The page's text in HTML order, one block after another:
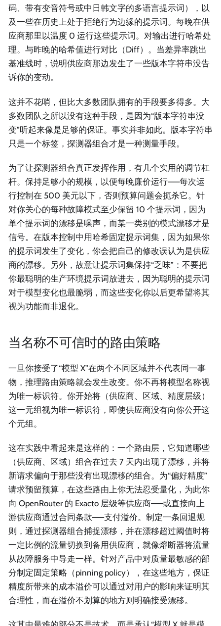
码、带有变音符号或中日韩文字的多语言提示词），以
及一些在历史上处于拒绝行为边缘的提示词。每晚在供
应商那里以温度 0 运行这些提示词。对输出进行哈希处
理。与昨晚的哈希值进行对比（Diff）。当差异率跳出
基准线时，说明供应商那边发生了一些版本字符串没告
诉你的变动。
这并不花哨，但比大多数团队拥有的手段要多得多。大
多数团队之所以没有这种手段，是因为“版本字符串没
变”听起来像是足够的保证。事实并非如此。版本字符串
只是一个标签，探测器组合才是一种测量手段。
为了让探测器组合真正发挥作用，有几个实用的调节杠
杆。保持足够小的规模，以便每晚廉价运行——每次运
行控制在 500 美元以下，否则预算问题会扼杀它。针
对你关心的每种故障模式至少保留 10 个提示词，因为
单个提示词的漂移是噪声，而某一类别的模式漂移才是
信号。在版本控制中用哈希固定提示词集，因为如果你
的提示词发生了变化，你会把自己的修改误认为是供应
商的漂移。另外，故意让提示词集保持“乏味”：不要把
你最聪明的生产环境提示词放进去，因为聪明的提示词
对于模型变化也最脆弱，而这些变化你以后更希望将其
视为功能而非退化。
当名称不可信时的路由策略
一旦你接受了“模型 X”在两个不同区域并不代表同一事
物，推理路由策略就会发生改变。你不再将模型名称视
为唯一标识符。你开始将（供应商、区域、精度层级）
这一元组视为唯一标识符，即使供应商没有向你公开这
个元组。
这在实践中看起来是这样的：一个路由层，它知道哪些
（供应商、区域）组合在过去 7 天内出现了漂移，并将
新请求偏向于那些没有出现漂移的组合。为“偏好精度”
请求预留预算，在这些路由上你无法忍受量化，为此你
向 OpenRouter 的 Exacto 层级等供应商——或直接向上
游供应商通过合同条款——支付溢价。制定一条回退规
则，通过探测器组合捕捉漂移，并在漂移超过阈值时将
一定比例的流量切换到备用供应商，就像熔断器将流量
从故障服务中导走一样。针对产品中对质量最敏感的部
分制定固定策略（pinning policy），在这些地方，保证
精度所带来的成本溢价可以通过对用户的影响来证明其
合理性，而在溢价不划算的地方则明确接受漂移。